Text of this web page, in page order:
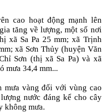
cao hoạt động mạnh lên
tăng về lượng, một số nơi
xã Sa Pa 25 mm; xã Trịnh
xã Sơn Thủy (huyện Văn
Sơn (thị xã Sa Pa) và xã
mưa 34,4 mm...
vàng đối với vùng cao
nước đáng kể cho cây
không mưa.